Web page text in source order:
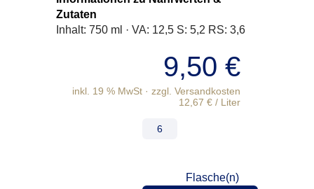
Zutaten
Inhalt: 750 ml · VA: 12,5 S: 5,2 RS: 3,6
9,50€
inkl. 19 % MwSt
12,67€ / Liter
Flasche(n)